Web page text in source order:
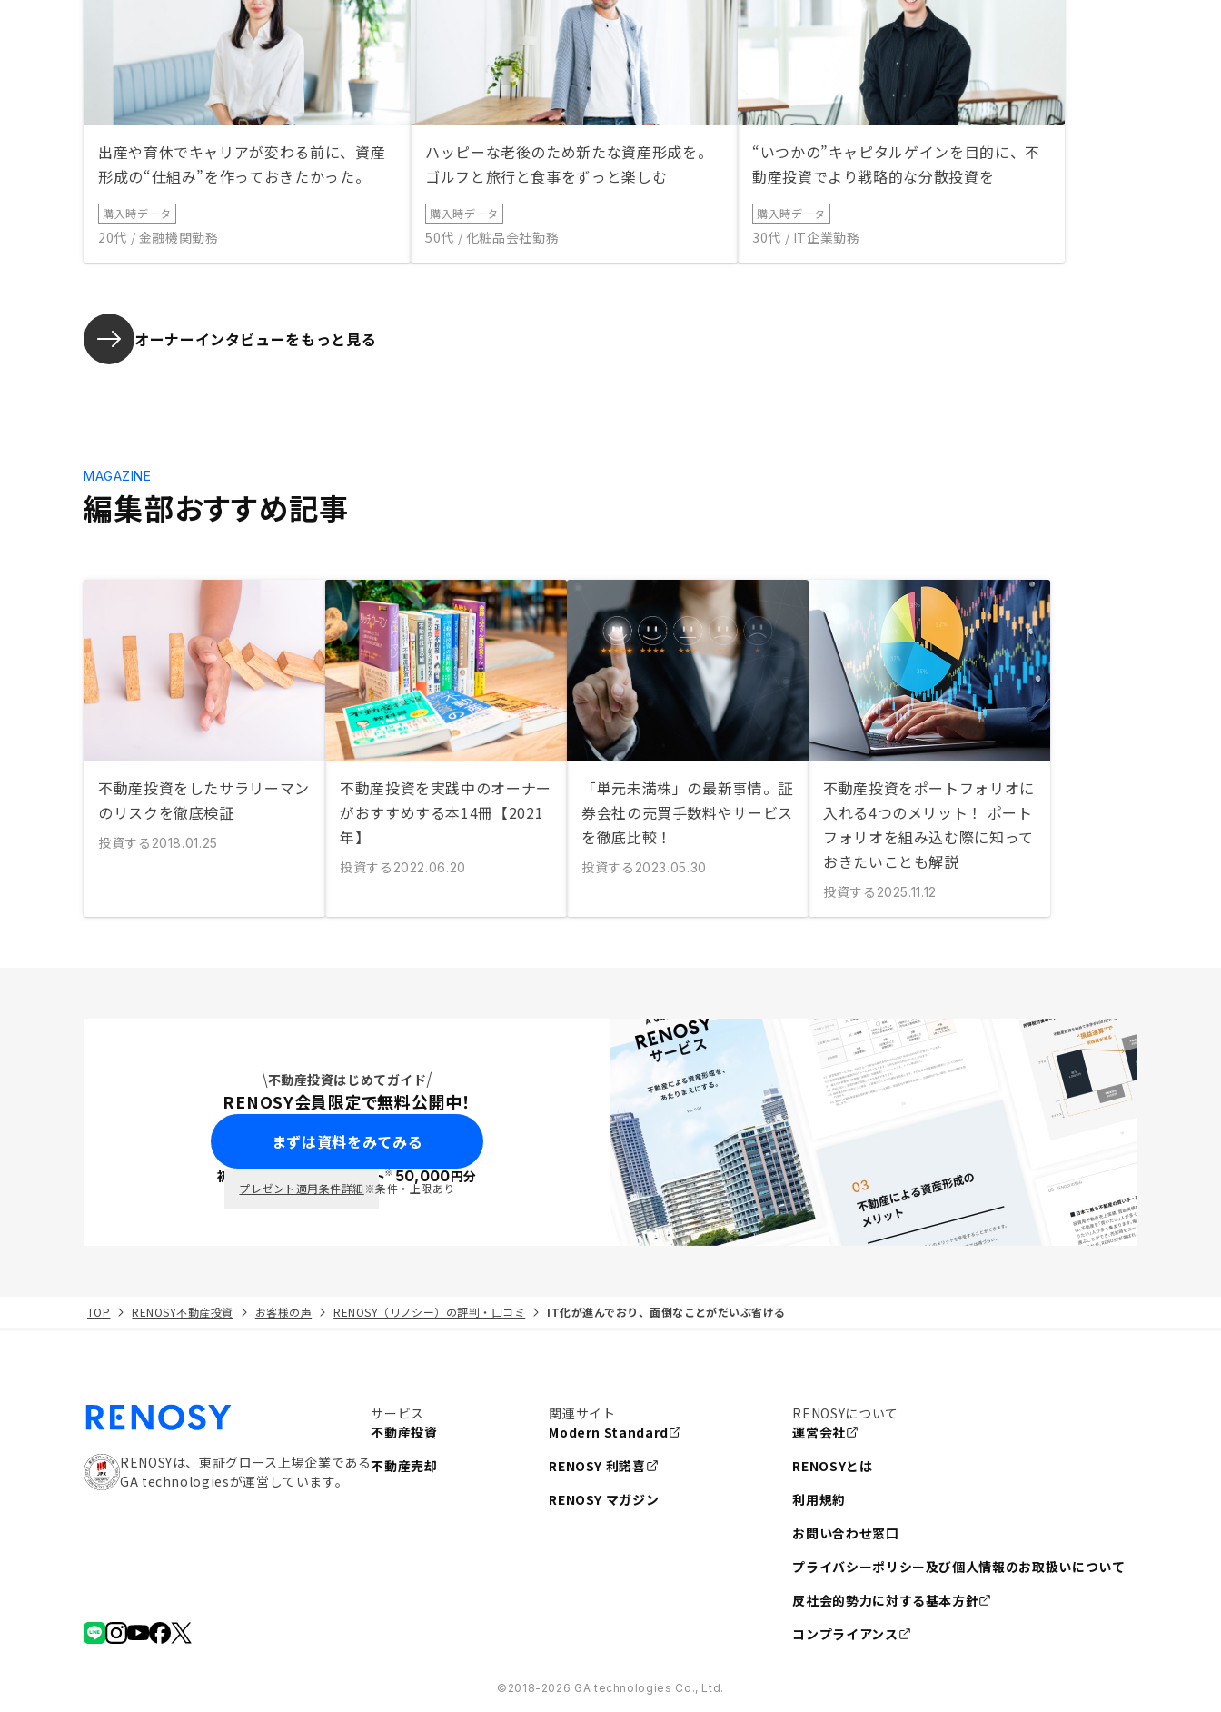
出産や育休でキャリアが変わる前に、資産
形成の“仕組み”を作っておきたかった。
購入時データ
20代 / 金融機関勤務
ハッピーな老後のため新たな資産形成を。
ゴルフと旅行と食事をずっと楽しむ
購入時データ
50代 / 化粧品会社勤務
“いつかの”キャピタルゲインを目的に、不
動産投資でより戦略的な分散投資を
購入時データ
30代 / IT企業勤務
オーナーインタビューをもっと見る
編集部おすすめ記事
MAGAZINE
不動産投資をしたサラリーマン
のリスクを徹底検証
投資する 2018.01.25
不動産投資を実践中のオーナー
がおすすめする本14冊【2021
年】
投資する 2022.06.20
「単元未満株」の最新事情。証
券会社の売買手数料やサービス
を徹底比較！
投資する 2023.05.30
不動産投資をポートフォリオに
入れる4つのメリット！ ポート
フォリオを組み込む際に知って
おきたいことも解説
投資する 2025.11.12
不動産投資はじめてガイド
RENOSY会員限定で無料公開中！
まずは資料をみてみる
初回面談で ポイント※50,000円分
プレゼント適用条件詳細※条件・上限あり
TOP RENOSY不動産投資 お客様の声 RENOSY（リノシー）の評判・口コミ IT化が進んでおり、面倒なことがだいぶ省ける
RENOSYは、東証グロース上場企業である
GA technologiesが運営しています。
サービス
不動産投資
不動産売却
関連サイト
Modern Standard
RENOSY 利諾喜
RENOSY マガジン
RENOSYについて
運営会社
RENOSYとは
利用規約
お問い合わせ窓口
プライバシーポリシー及び個人情報のお取扱いについて
反社会的勢力に対する基本方針
コンプライアンス
©︎2018-2026 GA technologies Co., Ltd.